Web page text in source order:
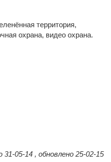
территория,
охрана, видео охрана.
05-14 , обновлено 25-02-15